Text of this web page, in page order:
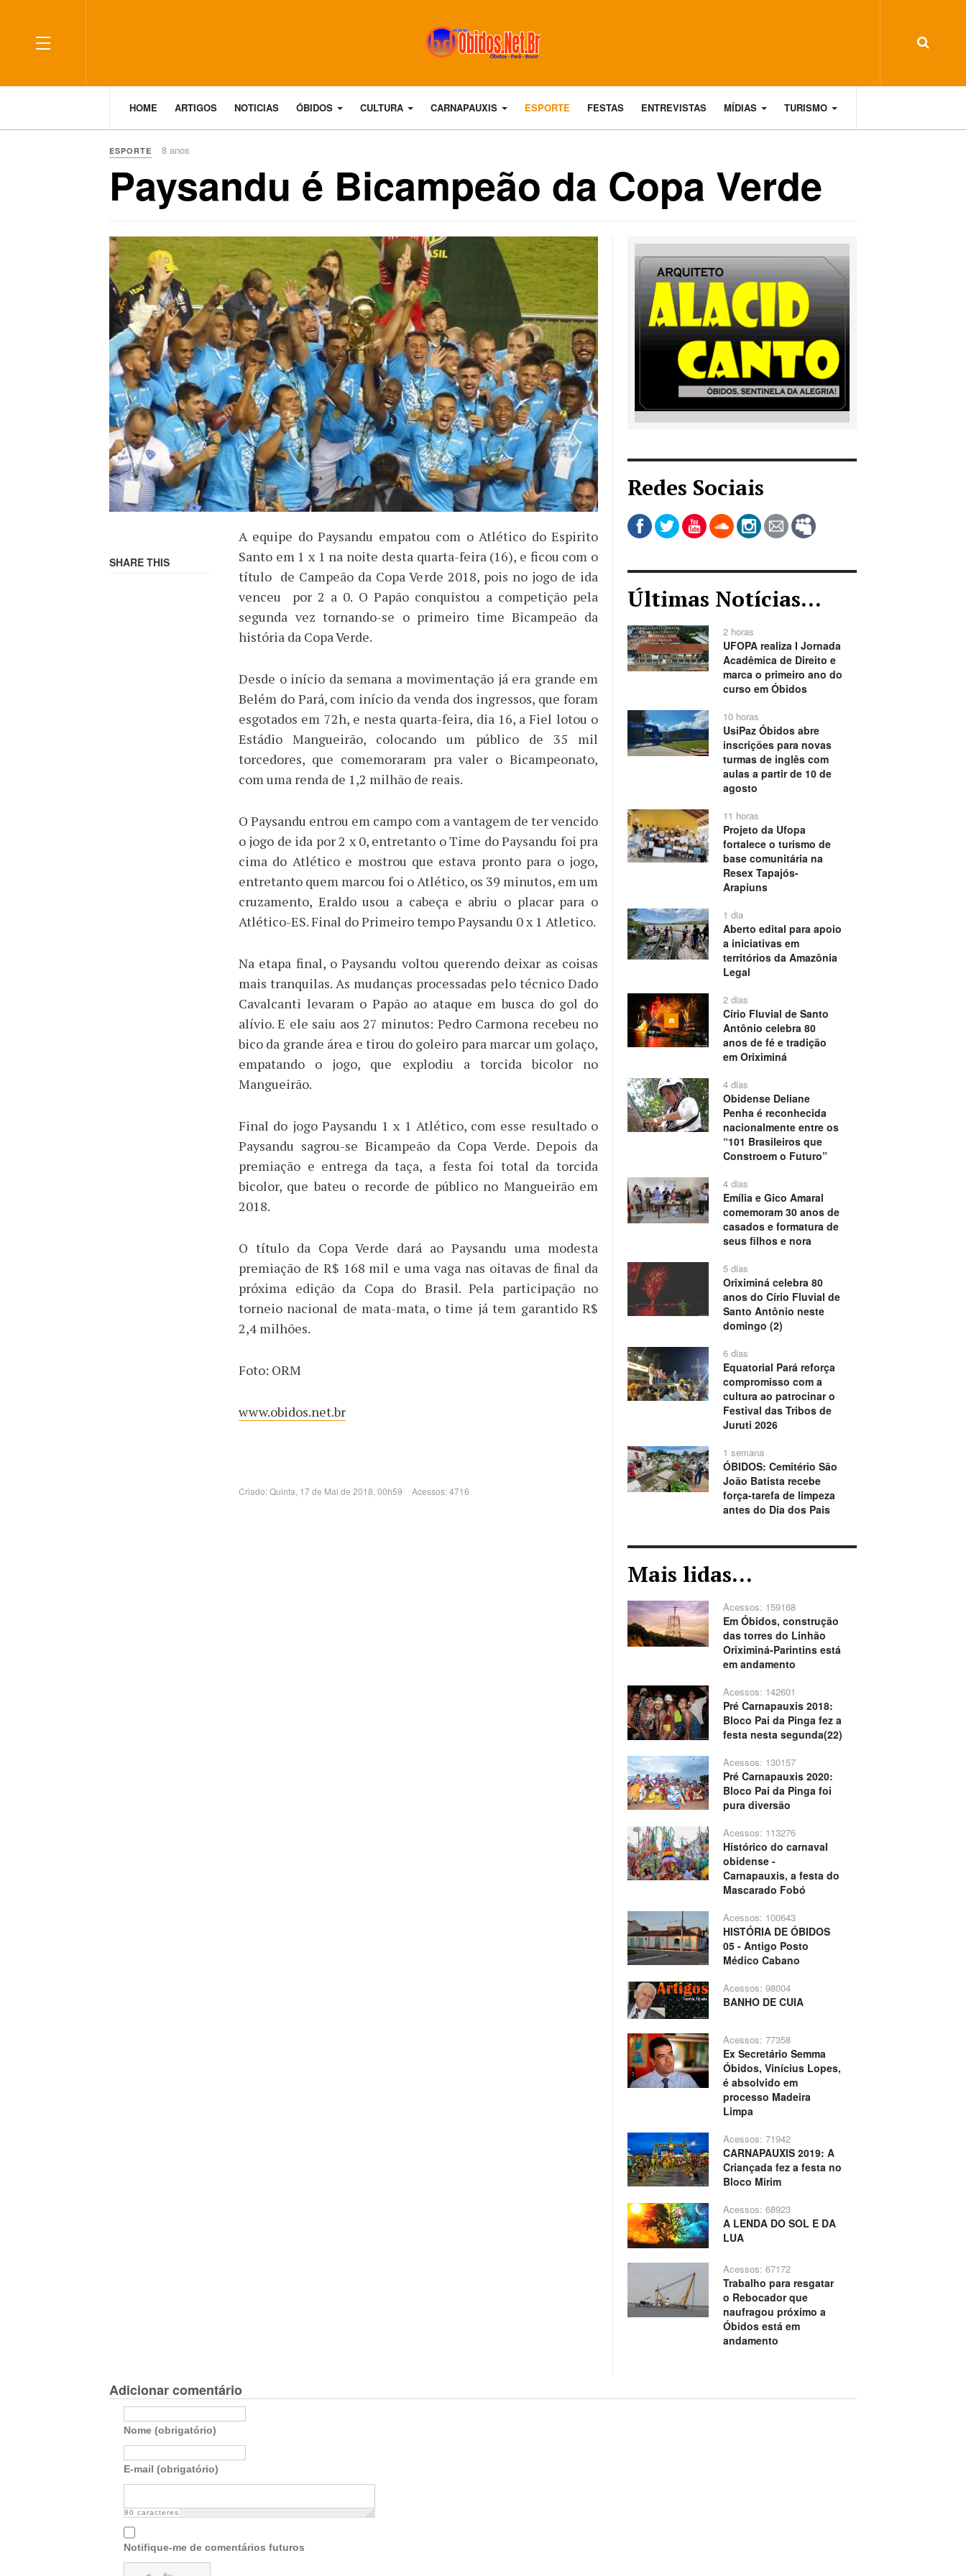
HOME ARTIGOS NOTICIAS ÓBIDOS CULTURA CARNAPAUXIS ESPORTE FESTAS ENTREVISTAS MÍDIAS TURISMO
ESPORTE 8 anos
Paysandu é Bicampeão da Copa Verde
SHARE THIS
A equipe do Paysandu empatou com o Atlético do Espirito
Santo em 1 x 1 na noite desta quarta-feira (16), e ficou com o
título de Campeão da Copa Verde 2018, pois no jogo de ida
venceu por 2 a 0. O Papão conquistou a competição pela
segunda vez tornando-se o primeiro time Bicampeão da
história da Copa Verde.
Desde o início da semana a movimentação já era grande em
Belém do Pará, com início da venda dos ingressos, que foram
esgotados em 72h, e nesta quarta-feira, dia 16, a Fiel lotou o
Estádio Mangueirão, colocando um público de 35 mil
torcedores, que comemoraram pra valer o Bicampeonato,
com uma renda de 1,2 milhão de reais.
O Paysandu entrou em campo com a vantagem de ter vencido
o jogo de ida por 2 x 0, entretanto o Time do Paysandu foi pra
cima do Atlético e mostrou que estava pronto para o jogo,
entretanto quem marcou foi o Atlético, os 39 minutos, em um
cruzamento, Eraldo usou a cabeça e abriu o placar para o
Atlético-ES. Final do Primeiro tempo Paysandu 0 x 1 Atletico.
Na etapa final, o Paysandu voltou querendo deixar as coisas
mais tranquilas. As mudanças processadas pelo técnico Dado
Cavalcanti levaram o Papão ao ataque em busca do gol do
alívio. E ele saiu aos 27 minutos: Pedro Carmona recebeu no
bico da grande área e tirou do goleiro para marcar um golaço,
empatando o jogo, que explodiu a torcida bicolor no
Mangueirão.
Final do jogo Paysandu 1 x 1 Atlético, com esse resultado o
Paysandu sagrou-se Bicampeão da Copa Verde. Depois da
premiação e entrega da taça, a festa foi total da torcida
bicolor, que bateu o recorde de público no Mangueirão em
2018.
O título da Copa Verde dará ao Paysandu uma modesta
premiação de R$ 168 mil e uma vaga nas oitavas de final da
próxima edição da Copa do Brasil. Pela participação no
torneio nacional de mata-mata, o time já tem garantido R$
2,4 milhões.
Foto: ORM
www.obidos.net.br
Criado: Quinta, 17 de Mai de 2018, 00h59 Acessos: 4716
Redes Sociais
Últimas Notícias...
2 horas
UFOPA realiza I Jornada
Acadêmica de Direito e
marca o primeiro ano do
curso em Óbidos
10 horas
UsiPaz Óbidos abre
inscrições para novas
turmas de inglês com
aulas a partir de 10 de
agosto
11 horas
Projeto da Ufopa
fortalece o turismo de
base comunitária na
Resex Tapajós-
Arapiuns
1 dia
Aberto edital para apoio
a iniciativas em
territórios da Amazônia
Legal
2 dias
Círio Fluvial de Santo
Antônio celebra 80
anos de fé e tradição
em Oriximiná
4 dias
Obidense Deliane
Penha é reconhecida
nacionalmente entre os
“101 Brasileiros que
Constroem o Futuro”
4 dias
Emília e Gico Amaral
comemoram 30 anos de
casados e formatura de
seus filhos e nora
5 dias
Oriximiná celebra 80
anos do Círio Fluvial de
Santo Antônio neste
domingo (2)
6 dias
Equatorial Pará reforça
compromisso com a
cultura ao patrocinar o
Festival das Tribos de
Juruti 2026
1 semana
ÓBIDOS: Cemitério São
João Batista recebe
força-tarefa de limpeza
antes do Dia dos Pais
Mais lidas...
Acessos: 159168
Em Óbidos, construção
das torres do Linhão
Oriximiná-Parintins está
em andamento
Acessos: 142601
Pré Carnapauxis 2018:
Bloco Pai da Pinga fez a
festa nesta segunda(22)
Acessos: 130157
Pré Carnapauxis 2020:
Bloco Pai da Pinga foi
pura diversão
Acessos: 113276
Histórico do carnaval
obidense -
Carnapauxis, a festa do
Mascarado Fobó
Acessos: 100643
HISTÓRIA DE ÓBIDOS
05 - Antigo Posto
Médico Cabano
Acessos: 98004
BANHO DE CUIA
Acessos: 77358
Ex Secretário Semma
Óbidos, Vinícius Lopes,
é absolvido em
processo Madeira
Limpa
Acessos: 71942
CARNAPAUXIS 2019: A
Criançada fez a festa no
Bloco Mirim
Acessos: 68923
A LENDA DO SOL E DA
LUA
Acessos: 67172
Trabalho para resgatar
o Rebocador que
naufragou próximo a
Óbidos está em
andamento
Adicionar comentário
Nome (obrigatório)
E-mail (obrigatório)
80 caracteres
Notifique-me de comentários futuros